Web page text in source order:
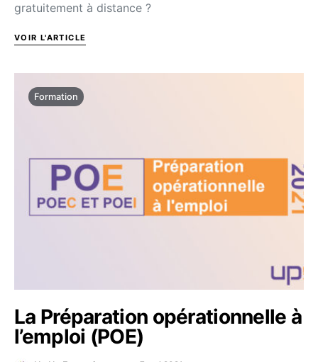
gratuitement à distance ?
VOIR L'ARTICLE
Formation
La Préparation opérationnelle à
l’emploi (POE)